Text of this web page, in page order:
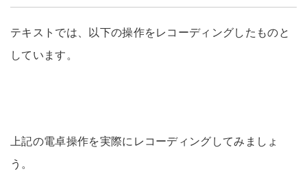
テキストでは、以下の操作をレコーディングしたものと
しています。
上記の電卓操作を実際にレコーディングしてみましょ
う。